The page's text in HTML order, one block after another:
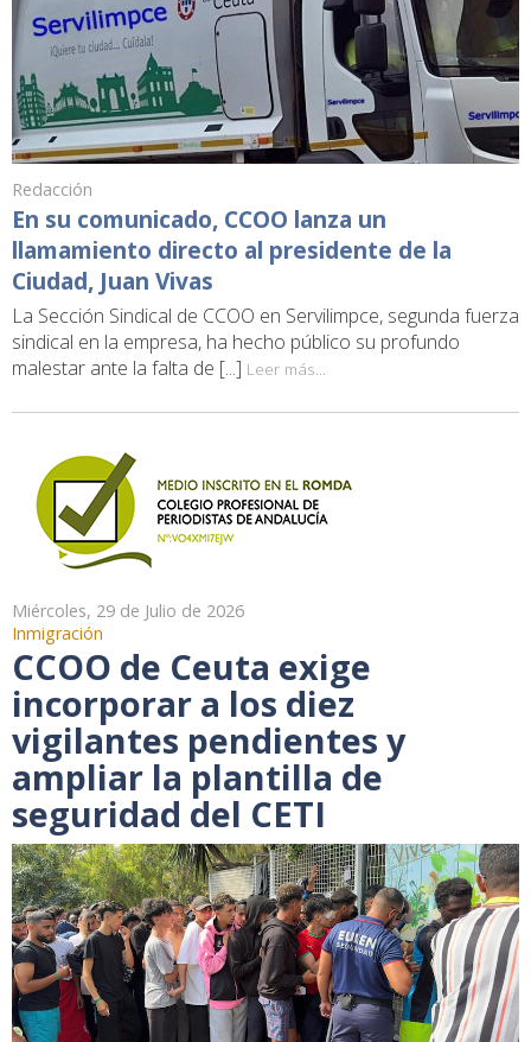
Redacción
En su comunicado, CCOO lanza un
llamamiento directo al presidente de la
Ciudad, Juan Vivas
La Sección Sindical de CCOO en Servilimpce, segunda fuerza
sindical en la empresa, ha hecho público su profundo
malestar ante la falta de [...] Leer más...
Miércoles, 29 de Julio de 2026
Inmigración
CCOO de Ceuta exige
incorporar a los diez
vigilantes pendientes y
ampliar la plantilla de
seguridad del CETI